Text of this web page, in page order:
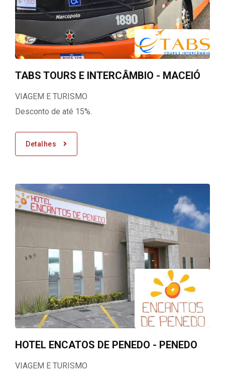
TABS TOURS E INTERCÂMBIO - MACEIÓ
VIAGEM E TURISMO
Desconto de até 15%.
Detalhes
HOTEL ENCATOS DE PENEDO - PENEDO
VIAGEM E TURISMO